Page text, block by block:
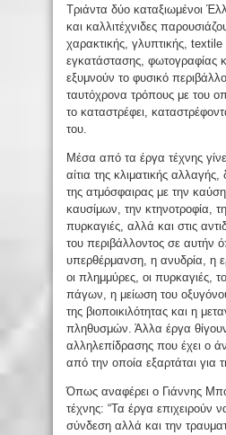
Τριάντα δύο καταξιωμένοι
και καλλιτέχνιδες
χαρακτικής, γλυπτικής, textile
εγκατάστασης, φωτογραφίας
εξυμνούν το φυσικό
ταυτόχρονα τρόπους με του
το καταστρέφει,
του.
Μέσα από τα έργα τέχνης
αίτια της κλιματικής
της ατμόσφαιρας με την
καυσίμων, την κτηνοτροφία,
πυρκαγιές, αλλά και στις
του περιβάλλοντος σε αυτήν
υπερθέρμανση, η ανυδρία, η
οι πλημμύρες, οι πυρκαγιές,
πάγων, η μείωση του
της βιοποικιλότητας και η
πληθυσμών. Άλλα έργα
αλληλεπίδρασης που έχει ο
από την οποία εξαρτάται για
Όπως αναφέρει ο Γιάννης
τέχνης: “Τα έργα επιχειρούν
σύνδεση αλλά και την